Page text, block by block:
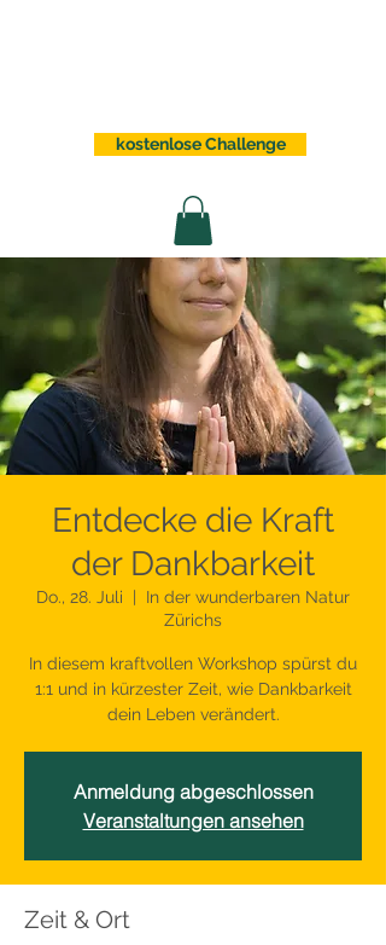
kostenlose Challenge
Entdecke die Kraft
der Dankbarkeit
Do., 28. Juli
In der wunderbaren Natur
Zürichs
In diesem kraftvollen Workshop spürst du
1:1 und in kürzester Zeit, wie Dankbarkeit
dein Leben verändert.
Anmeldung abgeschlossen
Veranstaltungen ansehen
Zeit & Ort